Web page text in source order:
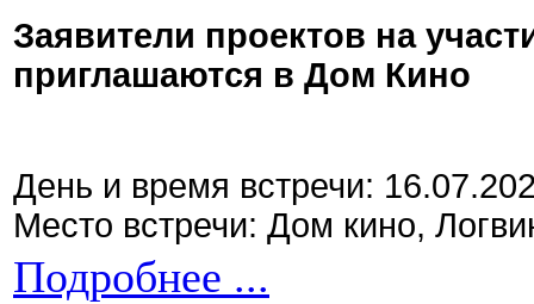
Заявители проектов на
приглашаются в Дом Кино
День и время встречи:
Место встречи: Дом кино,
Подробнее ...